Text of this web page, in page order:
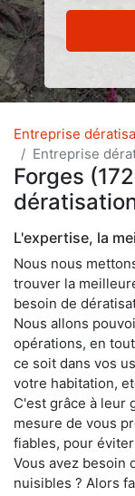
Entreprise
Entreprise
Forges
L'expertise, la
Nous nous
trouver la
besoin de
Nous allons
opérations, en
ce soit dans vos
votre habitation,
C'est grâce à leur
mesure de vous
fiables, pour
Vous avez besoin
nuisibles ? Alors